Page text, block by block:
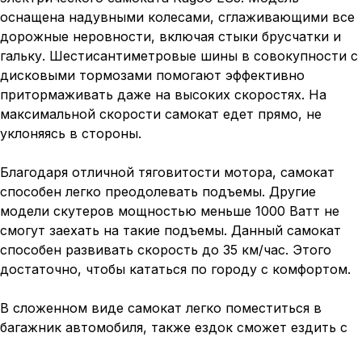
оснащена надувными колесами, сглаживающими все
дорожные неровности, включая стыки брусчатки и
гальку. Шестисантиметровые шины в совокупности с
дисковыми тормозами помогают эффективно
притормаживать даже на высоких скоростях. На
максимальной скорости самокат едет прямо, не
уклоняясь в стороны.
Благодаря отличной тяговитости мотора, самокат
способен легко преодолевать подъемы. Другие
модели скутеров мощностью меньше 1000 Ватт не
смогут заехать на такие подъемы. Данный самокат
способен развивать скорость до 35 км/час. Этого
достаточно, чтобы кататься по городу с комфортом.
В сложенном виде самокат легко поместиться в
багажник автомобиля, также ездок сможет ездить с